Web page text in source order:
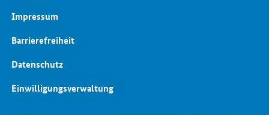
Impressum
Barrierefreiheit
Datenschutz
Einwilligungsverwaltung